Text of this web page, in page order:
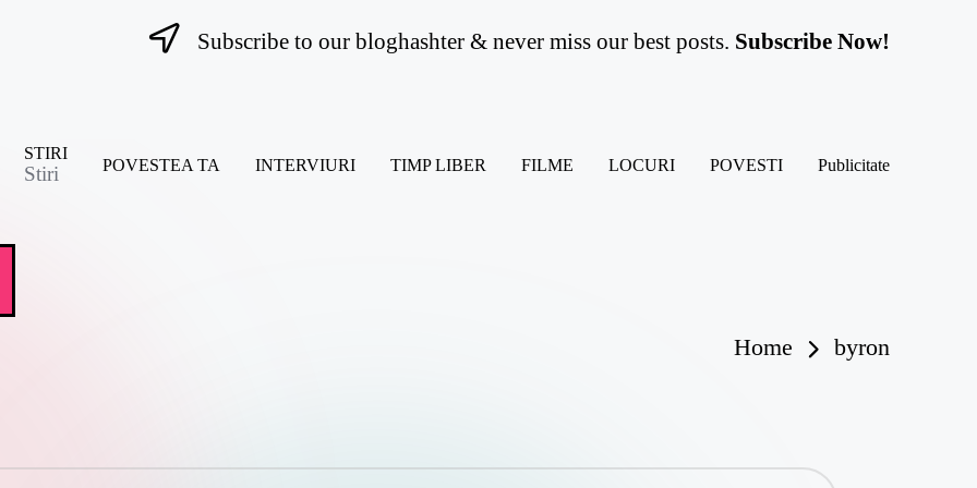
Subscribe to our bloghashter & never miss our best posts. Subscribe Now!
STIRI
Stiri POVESTEA TA INTERVIURI TIMP LIBER FILME LOCURI POVESTI Publicitate
Home byron